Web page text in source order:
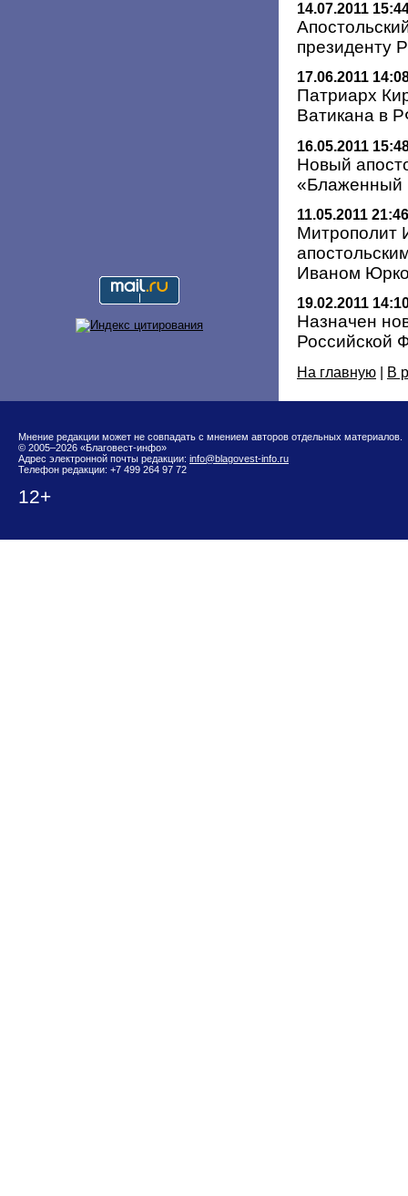
14.07.2011
президенту
17.06.2011
Патриарх
Ватикана в
16.05.2011
Новый
«Блаженный
11.05.2011 21:46
Митрополит
Иваном
19.02.2011
Назначен
Российской
На главную В
Мнение редакции может не совпадать с мнением авторов отдельных материалов.
© 2005–2026 «Благовест-инфо»
Адрес электронной почты редакции: info@blagovest-info.ru
Телефон редакции: +7 499 264 97 72
12+